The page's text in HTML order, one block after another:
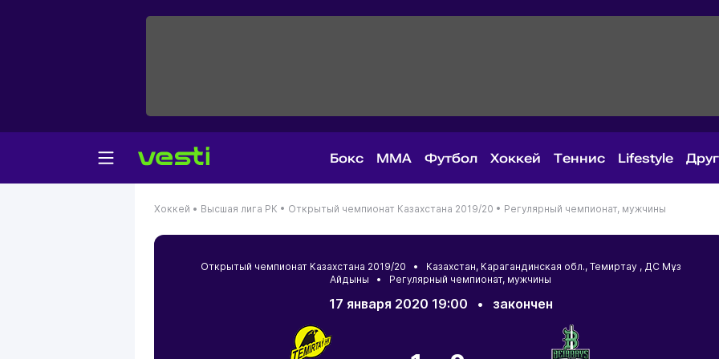
Бокс MMA Футбол Хоккей Теннис Lifestyle
Хоккей • Высшая лига РК • Открытый чемпионат Казахстана 2019/20 • Регулярный чемпионат, мужчины
Открытый чемпионат Казахстана 2019/20 • Казахстан, Карагандинская обл., Темиртау, ДС Мұз
Айдыны • Регулярный чемпионат, мужчины
17 января 2020 19:00 • закончен